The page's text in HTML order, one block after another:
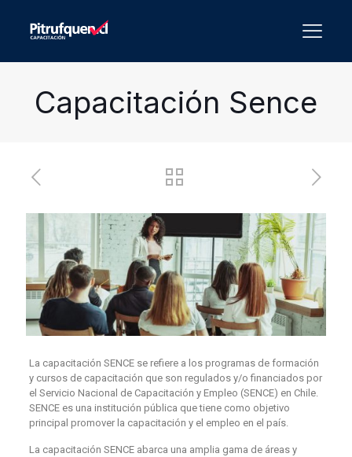
Capacitación Sence
La capacitación SENCE se refiere a los programas de formación
y cursos de capacitación que son regulados y/o financiados por
el Servicio Nacional de Capacitación y Empleo (SENCE) en Chile.
SENCE es una institución pública que tiene como objetivo
principal promover la capacitación y el empleo en el país.
La capacitación SENCE abarca una amplia gama de áreas y